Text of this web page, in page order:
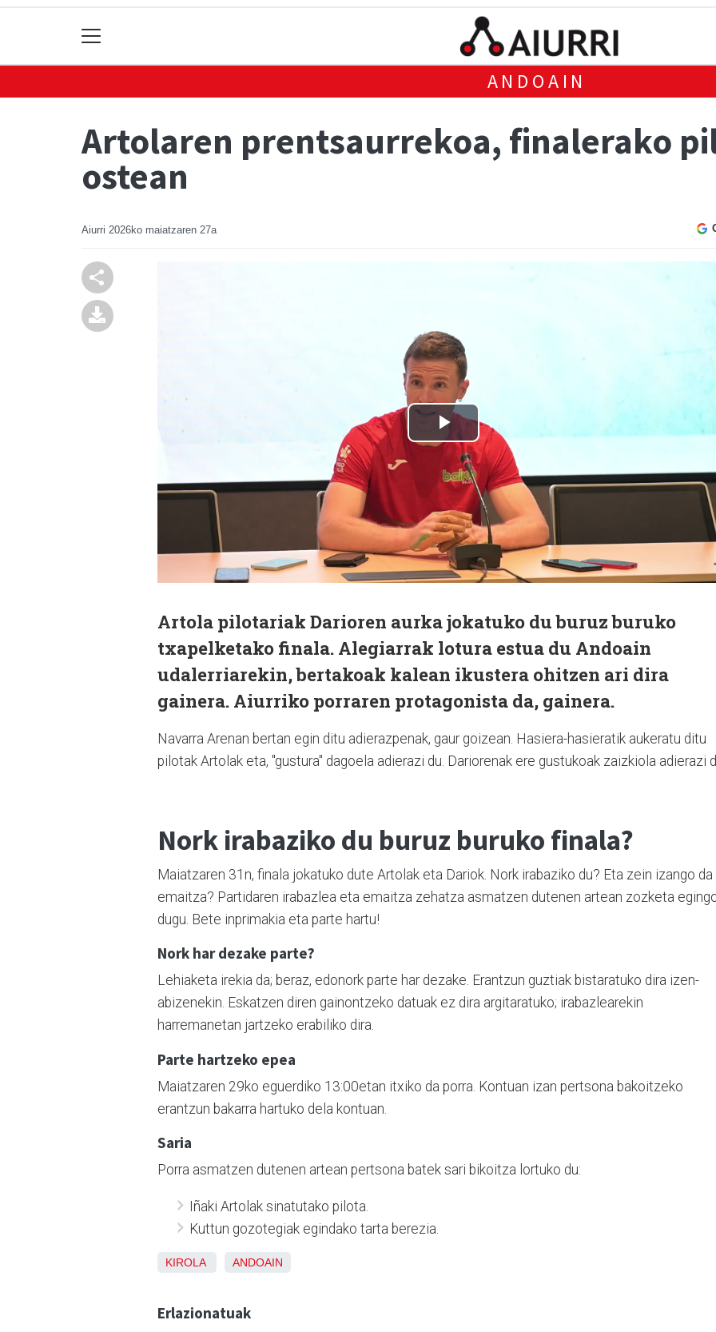
ANDOAIN
Artolaren prentsaurrekoa, finalerako
ostean
Aiurri 2026ko maiatzaren 27a
Artola pilotariak Darioren aurka jokatuko du buruz buruko
txapelketako finala. Alegiarrak lotura estua du Andoain
udalerriarekin, bertakoak kalean ikustera ohitzen ari dira
gainera. Aiurriko porraren protagonista da, gainera.
Navarra Arenan bertan egin ditu adierazpenak, gaur goizean. Hasiera-hasieratik aukeratu ditu
pilotak Artolak eta, "gustura" dagoela adierazi du. Dariorenak ere gustukoak zaizkiola adierazi
Nork irabaziko du buruz buruko finala?
Maiatzaren 31n, finala jokatuko dute Artolak eta Dariok. Nork irabaziko du? Eta zein izango da
emaitza? Partidaren irabazlea eta emaitza zehatza asmatzen dutenen artean zozketa
dugu. Bete inprimakia eta parte hartu!
Nork har dezake parte?
Lehiaketa irekia da; beraz, edonork parte har dezake. Erantzun guztiak bistaratuko dira izen-
abizenekin. Eskatzen diren gainontzeko datuak ez dira argitaratuko; irabazlearekin
harremanetan jartzeko erabiliko dira.
Parte hartzeko epea
Maiatzaren 29ko eguerdiko 13:00etan itxiko da porra. Kontuan izan pertsona bakoitzeko
erantzun bakarra hartuko dela kontuan.
Saria
Porra asmatzen dutenen artean pertsona batek sari bikoitza lortuko du:
Iñaki Artolak sinatutako pilota.
Kuttun gozotegiak egindako tarta berezia.
KIROLA ANDOAIN
Erlazionatuak